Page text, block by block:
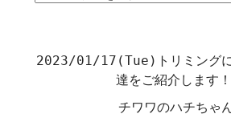
2023/01/17(Tue) トリミング
達をご紹介します！
チワワのハチちゃ